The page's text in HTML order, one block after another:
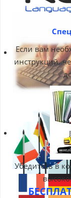
Если вам
инструкций,
Убедитесь в